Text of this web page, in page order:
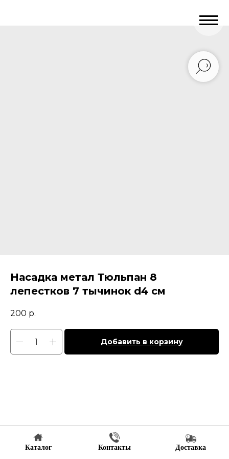
Насадка метал Тюльпан 8
лепестков 7 тычинок d4 см
200 р.
Добавить в корзину
Каталог Контакты Доставка